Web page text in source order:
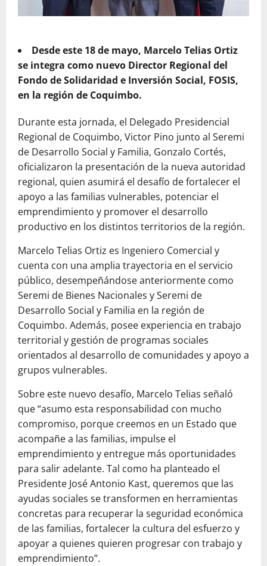
Desde este 18 de mayo, Marcelo Telias Ortiz
se integra como nuevo Director Regional del
Fondo de Solidaridad e Inversión Social, FOSIS,
en la región de Coquimbo.
Durante esta jornada, el Delegado Presidencial
Regional de Coquimbo, Victor Pino junto al Seremi
de Desarrollo Social y Familia, Gonzalo Cortés,
oficializaron la presentación de la nueva autoridad
regional, quien asumirá el desafío de fortalecer el
apoyo a las familias vulnerables, potenciar el
emprendimiento y promover el desarrollo
productivo en los distintos territorios de la región.
Marcelo Telias Ortiz es Ingeniero Comercial y
cuenta con una amplia trayectoria en el servicio
público, desempeñándose anteriormente como
Seremi de Bienes Nacionales y Seremi de
Desarrollo Social y Familia en la región de
Coquimbo. Además, posee experiencia en trabajo
territorial y gestión de programas sociales
orientados al desarrollo de comunidades y apoyo a
grupos vulnerables.
Sobre este nuevo desafío, Marcelo Telias señaló
que “asumo esta responsabilidad con mucho
compromiso, porque creemos en un Estado que
acompañe a las familias, impulse el
emprendimiento y entregue más oportunidades
para salir adelante. Tal como ha planteado el
Presidente José Antonio Kast, queremos que las
ayudas sociales se transformen en herramientas
concretas para recuperar la seguridad económica
de las familias, fortalecer la cultura del esfuerzo y
apoyar a quienes quieren progresar con trabajo y
emprendimiento”.